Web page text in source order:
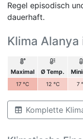
Regel episodisch
dauerhaft.
Klima Alanya
Maximal Ø Temp.
17 °C 12 °C 7
Komplette